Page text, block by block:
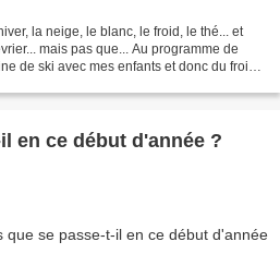
la neige, le blanc, le froid, le thé... et
mais pas que... Au programme de
de ski avec mes enfants et donc du froid,
en ce début d'année ?